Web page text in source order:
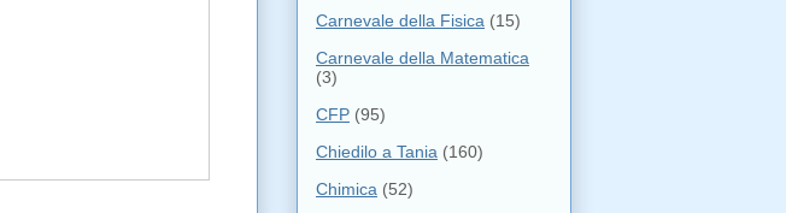
Carnevale della Fisica (15)
Carnevale della Matematica
(3)
CFP (95)
Chiedilo a Tania (160)
Chimica (52)